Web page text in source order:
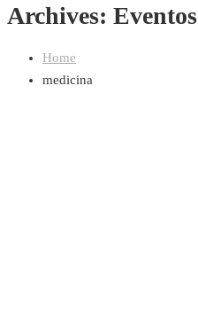
Archives: Eventos
Home
medicina